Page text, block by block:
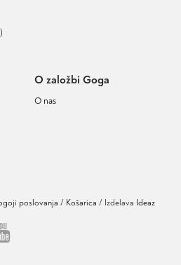
O založbi Goga
O nas
poslovanja Košarica / Izdelava Ideaz